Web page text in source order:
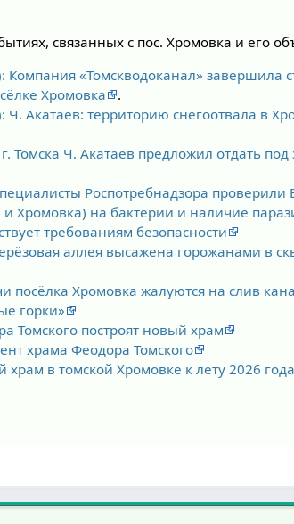
связанных с пос. Хромовка и его
Компания «Томскводоканал» завершила
Хромовка
.
Ч. Акатаев: территорию снегоотвала в
Томска Ч. Акатаев предложил отдать под
Роспотребнадзора проверили
Хромовка) на бактерии и наличие
требованиям безопасности
аллея высажена горожанами в
посёлка Хромовка жалуются на слив
горки»
Томского построят новый храм
храма Феодора Томского
храм в томской Хромовке к лету 2026 года